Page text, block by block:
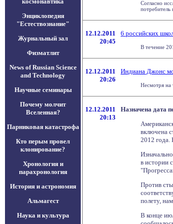
Энциклопедия
"Естествознание"
Журнальный зал
Физматлит
News of Russian Science
and Technology
Научные семинары
Почему молчит
Вселенная?
Парниковая катастрофа
Кто перым провел
клонирование?
Хронология и
парахронология
История и астрономия
Альмагест
Наука и культура
Согласно
потребитель
12.12.2011
20:45
6 российских
В течение
12.12.2011
20:26
Индиана Джонс
Несмотря на
12.12.2011
20:13
Назначена дата
включена
2012 года.
в истории
Против
полету,
В конце